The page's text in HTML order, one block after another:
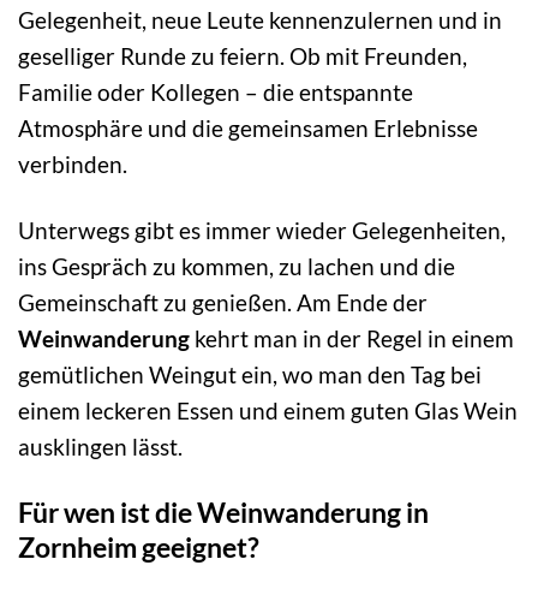
Gelegenheit, neue Leute kennenzulernen und in
geselliger Runde zu feiern. Ob mit Freunden,
Familie oder Kollegen – die entspannte
Atmosphäre und die gemeinsamen Erlebnisse
verbinden.
Unterwegs gibt es immer wieder Gelegenheiten,
ins Gespräch zu kommen, zu lachen und die
Gemeinschaft zu genießen. Am Ende der
Weinwanderung kehrt man in der Regel in einem
gemütlichen Weingut ein, wo man den Tag bei
einem leckeren Essen und einem guten Glas Wein
ausklingen lässt.
Für wen ist die Weinwanderung in
Zornheim geeignet?